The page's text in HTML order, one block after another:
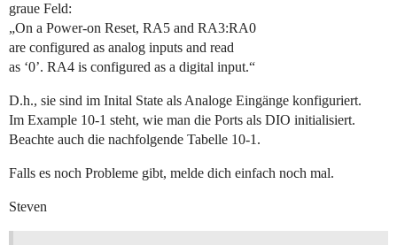
graue Feld:
„On a Power-on Reset, RA5 and RA3:RA0
are configured as analog inputs and read
as ‘0’. RA4 is configured as a digital input.“
D.h., sie sind im Inital State als Analoge Eingänge konfiguriert.
Im Example 10-1 steht, wie man die Ports als DIO initialisiert.
Beachte auch die nachfolgende Tabelle 10-1.
Falls es noch Probleme gibt, melde dich einfach noch mal.
Steven